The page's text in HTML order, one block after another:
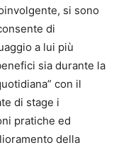
si sono
di
a lui più
sia durante la
con il
di stage i
pratiche ed
della